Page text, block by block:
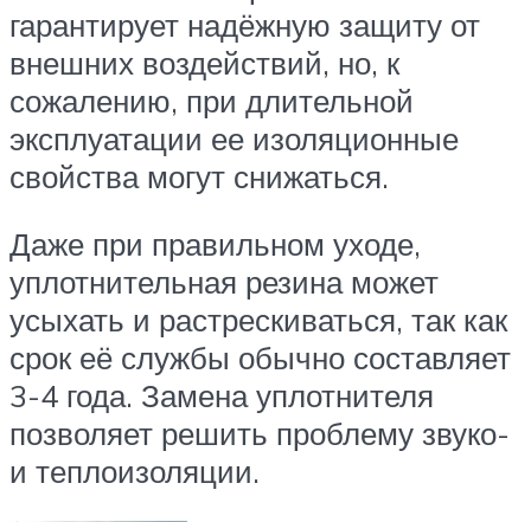
гарантирует надёжную защиту от
внешних воздействий, но, к
сожалению, при длительной
эксплуатации ее изоляционные
свойства могут снижаться.
Даже при правильном уходе,
уплотнительная резина может
усыхать и растрескиваться, так как
срок её службы обычно составляет
3-4 года. Замена уплотнителя
позволяет решить проблему звуко-
и теплоизоляции.